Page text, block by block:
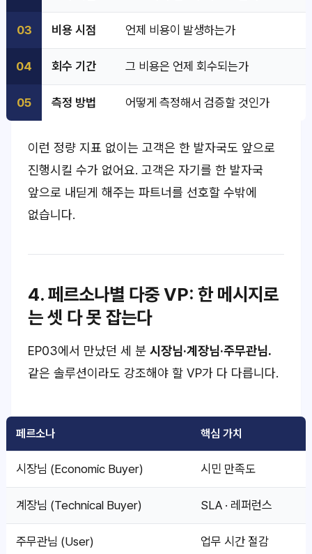
03 비용 시점 언제 비용이 발생하는가
04 회수 기간 그 비용은 언제 회수되는가
05 측정 방법 어떻게 측정해서 검증할 것인가
이런 정량 지표 없이는 고객은 한 발자국도 앞으로
진행시킬 수가 없어요. 고객은 자기를 한 발자국
앞으로 내딛게 해주는 파트너를 선호할 수밖에
없습니다.
4. 페르소나별 다중 VP: 한 메시지로
는 셋 다 못 잡는다
EP03에서 만났던 세 분 시장님·계장님·주무관님.
같은 솔루션이라도 강조해야 할 VP가 다 다릅니다.
페르소나 핵심 가치
시장님 (Economic Buyer) 시민 만족도
계장님 (Technical Buyer) SLA · 레퍼런스
주무관님 (User) 업무 시간 절감